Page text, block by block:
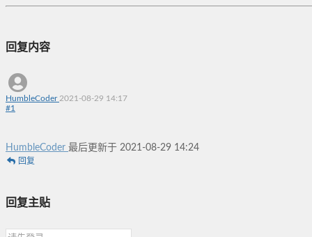
回复内容
HumbleCoder 2021-08-29 14:17
#1
HumbleCoder 最后更新于 2021-08-29 14:24
回复
回复主贴